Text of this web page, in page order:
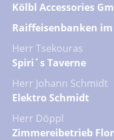
Kölbl Accessories
Raiffeisenbanken
Herr Tsekouras
Spiri´s Taverne
Herr Johann Schmidt
Elektro Schmidt
Herr Döppl
Zimmereibetrieb